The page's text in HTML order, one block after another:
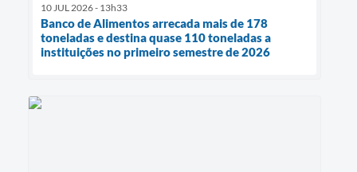
10 JUL 2026 - 13h33
Banco de Alimentos arrecada mais de 178
toneladas e destina quase 110 toneladas a
instituições no primeiro semestre de 2026